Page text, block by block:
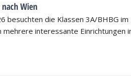
Wien
besuchten die Klassen 3A/BHBG im
mehrere interessante Einrichtungen